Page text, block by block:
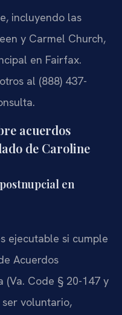
incluyendo las
y Carmel Church,
en Fairfax.
al (888) 437-
acuerdos
de Caroline
en
ejecutable si cumple
Acuerdos
(Va. Code § 20-147 y
ser voluntario,